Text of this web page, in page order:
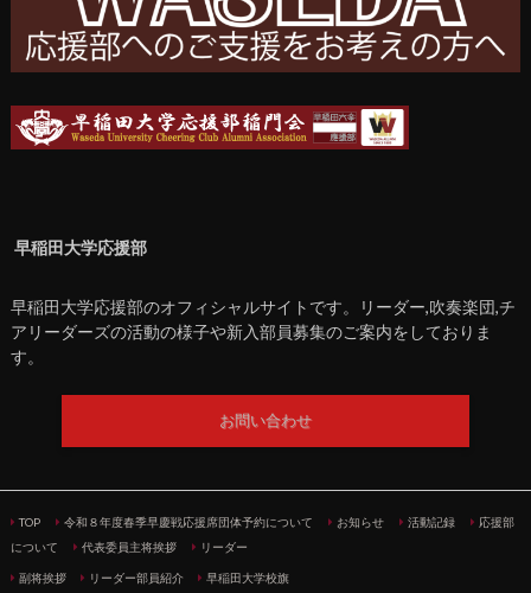
早稲田大学応援部
早稲田大学応援部のオフィシャルサイトです。リーダー,吹奏楽団,チ
アリーダーズの活動の様子や新入部員募集のご案内をしておりま
す。
お問い合わせ
TOP 令和８年度春季早慶戦応援席団体予約について お知らせ 活動記録
応援部
について
代表委員主将挨拶 リーダー
副将挨拶 リーダー部員紹介 早稲田大学校旗